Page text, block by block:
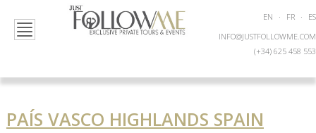
EN · FR · ES
INFO@JUSTFOLLOWME.COM
(+34) 625 458 553
PAÍS VASCO HIGHLANDS SPAIN